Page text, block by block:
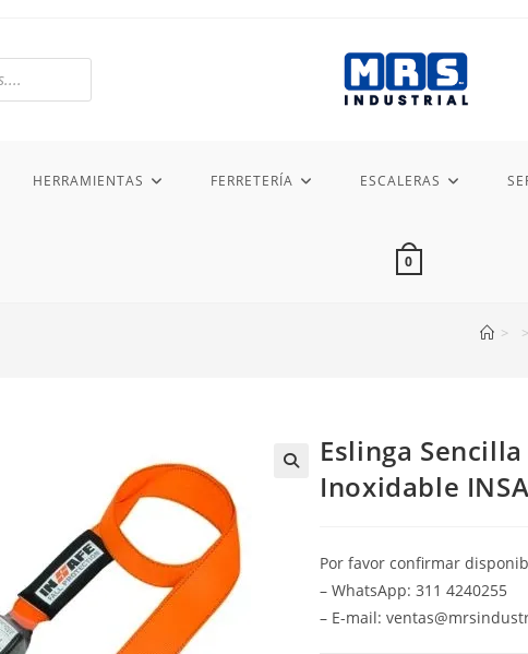
HERRAMIENTAS FERRETERÍA ESCALERAS
0
> >
Eslinga
Inoxidable
Por favor confirmar
– WhatsApp: 311 4240255
– E-mail: